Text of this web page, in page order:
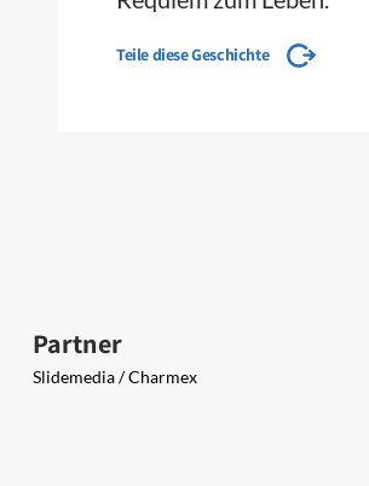
Teile diese Geschichte
Partner
Slidemedia / Charmex